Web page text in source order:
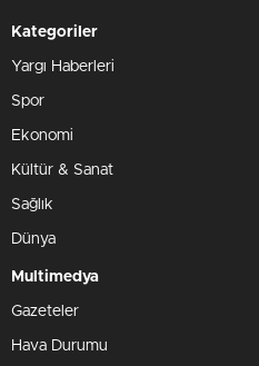
Kategoriler
Yargı Haberleri
Spor
Ekonomi
Kültür & Sanat
Sağlık
Dünya
Multimedya
Gazeteler
Hava Durumu